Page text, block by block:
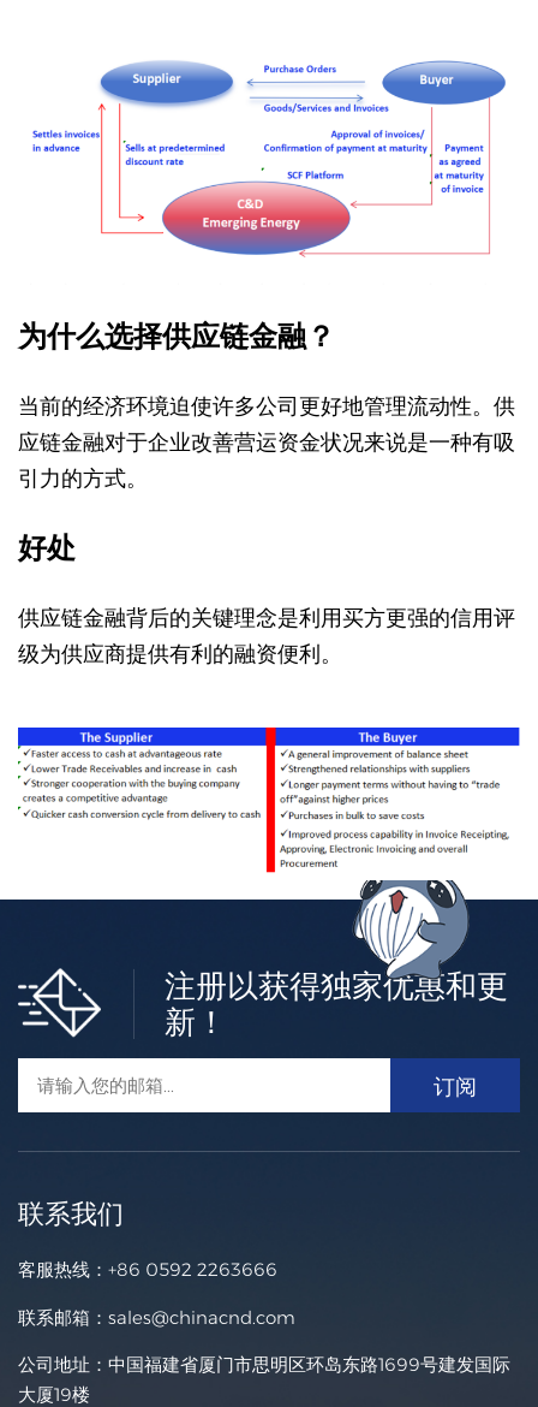
为什么选择供应链金融？
当前的经济环境迫使许多公司更好地管理流动性。供
应链金融对于企业改善营运资金状况来说是一种有吸
引力的方式。
好处
供应链金融背后的关键理念是利用买方更强的信用评
级为供应商提供有利的融资便利。
注册以获得独家优惠和更
新！
联系我们
客服热线： +86 0592 2263666
联系邮箱： sales@chinacnd.com
公司地址：中国福建省厦门市思明区环岛东路1699号建发国际
大厦19楼